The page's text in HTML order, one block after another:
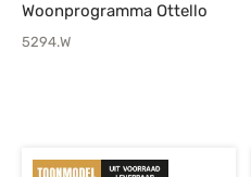
Woonprogramma Ottello
5294.W